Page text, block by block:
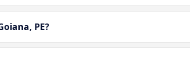
PE?